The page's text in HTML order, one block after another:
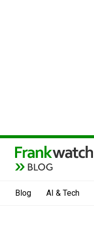
BLOG
Blog AI & Tech